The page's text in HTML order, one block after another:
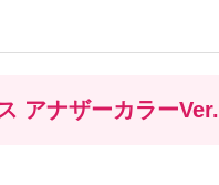
アナザーカラーVer.